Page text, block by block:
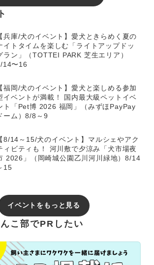
【兵庫/犬のイベント】愛犬ときらめく夏の
イトタイムを楽しむ「ライトアップドッ
ラン」（TOTTEI PARK 芝生エリア）
14〜16
【福岡/犬のイベント】愛犬と楽しめる参加
イベントが満載！ 国内最大級ペットイベ
ト「Pet博 2026 福岡」（みずほPayPay
ーム）8/8～9
【8/14～15/犬のイベント】マルシェやアク
ィビティも！ 河川敷で夕涼み「犬市場夜
2026」（岡崎城公園乙川河川緑地）8/14
15
イベントをもっと見る
こ部でPRしたい